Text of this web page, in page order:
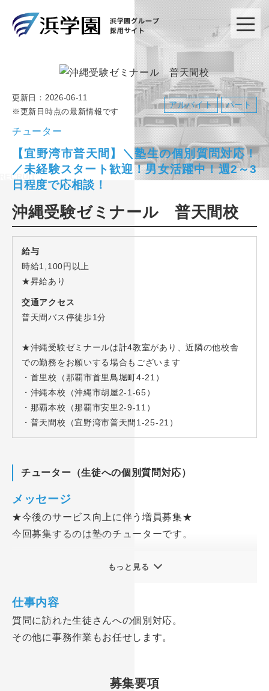
更新日： 2026-06-11
※更新日時点の最新情報です
アルバイト パート
チューター
【宜野湾市普天間】＼塾生の個別質問対応！
／未経験スタート歓迎！男女活躍中！週2～3
日程度で応相談！
沖縄受験ゼミナール 普天間校
給与
時給1,100円以上
★昇給あり
交通アクセス
普天間バス停徒歩1分
★沖縄受験ゼミナールは計4教室があり、近隣の他校舎
での勤務をお願いする場合もございます
・首里校（那覇市首里鳥堀町4-21）
・沖縄本校（沖縄市胡屋2-1-65）
・那覇本校（那覇市安里2-9-11）
・普天間校（宜野湾市普天間1-25-21）
チューター（生徒への個別質問対応）
メッセージ
★今後のサービス向上に伴う増員募集★
今回募集するのは塾のチューターです。
質問に訪れた生徒さんへの個別対応の他、
未経験スタートの方も大歓迎！
先輩がイチからサポートしますので、
勤務は月曜から土曜までの18時～22時で、
もっと見る
仕事内容
質問に訪れた生徒さんへの個別対応。
その他に事務作業もお任せします。
募集要項